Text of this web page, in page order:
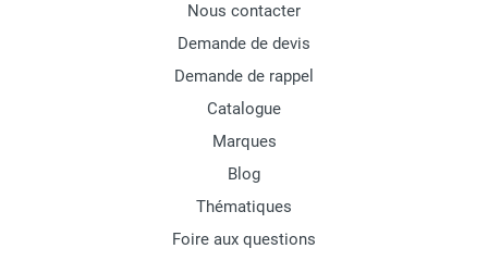
Nous contacter
Demande de devis
Demande de rappel
Catalogue
Marques
Blog
Thématiques
Foire aux questions